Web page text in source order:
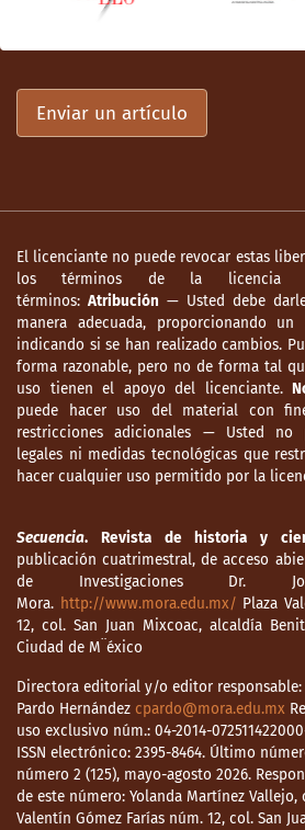
Enviar un artículo
El licenciante no puede revocar estas
los términos de la licencia
términos: Atribución — Usted debe
manera adecuada, proporcionando
indicando si se han realizado cambios.
forma razonable, pero no de forma tal
uso tienen el apoyo del licenciante.
puede hacer uso del material con
restricciones adicionales — Usted no
legales ni medidas tecnológicas que
hacer cualquier uso permitido por la
Secuencia. Revista de historia y
publicación cuatrimestral, de acceso
de Investigaciones Dr.
Mora. http://www.mora.edu.mx/ Plaza
12, col. San Juan Mixcoac, alcaldía
Ciudad de M¨éxico
Directora editorial y/o editor responsable:
Pardo Hernández cpardo@mora.edu.mx
uso exclusivo núm.: 04-2014-
ISSN electrónico: 2395-8464. Último
número 2 (125), mayo-agosto 2026.
de este número: Yolanda Martínez
Valentín Gómez Farías núm. 12, col. San